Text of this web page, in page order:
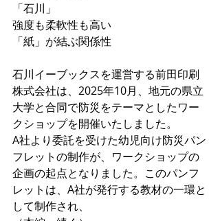
「石川」
強度も柔軟性も高い
「紙」が結ぶ関係性
石川イーブックスを運営する前田印刷
株式会社は、2025年10月、地元の県立
大学と合同で防災をテーマとしたワー
クショップを開催いたしました。
A社より委託を受けた幼児向け防災パン
フレットの制作が、ワークショップの
企画の起点となりました。このパンフ
レットは、A社が発行する教材の一環と
して制作され、